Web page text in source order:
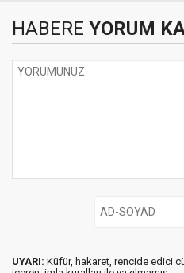
HABERE YORUM
UYARI: Küfür, hakaret, rencide edici